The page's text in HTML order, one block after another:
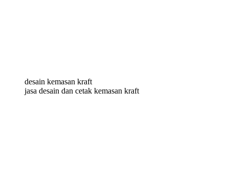
desain kemasan kraft
jasa desain dan cetak kemasan kraft